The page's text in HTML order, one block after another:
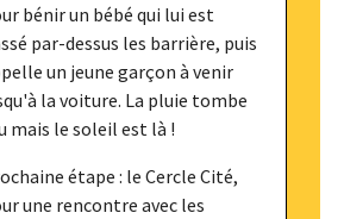
bénir un bébé qui lui est
par-dessus les barrière, puis
un jeune garçon à venir
la voiture. La pluie tombe
mais le soleil est là !
étape : le Cercle Cité,
une rencontre avec les